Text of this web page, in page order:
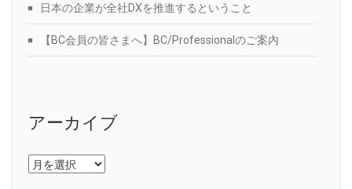
日本の企業が全社DXを推進するということ
【BC会員の皆さまへ】BC/Professionalのご案内
アーカイブ
ア
ー